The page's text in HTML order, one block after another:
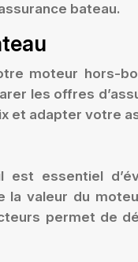
bateau.
moteur hors-
les offres
et adapter votre
essentiel
la valeur du
permet de